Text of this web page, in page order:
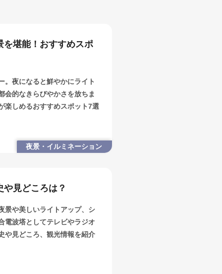
を堪能！おすすめスポ
。夜になると鮮やかにライト
会的なきらびやかさを放ちま
楽しめるおすすめスポット7選
夜景・イルミネーション
見どころは？
景や美しいライトアップ、シ
電波塔としてテレビやラジオ
や見どころ、観光情報を紹介